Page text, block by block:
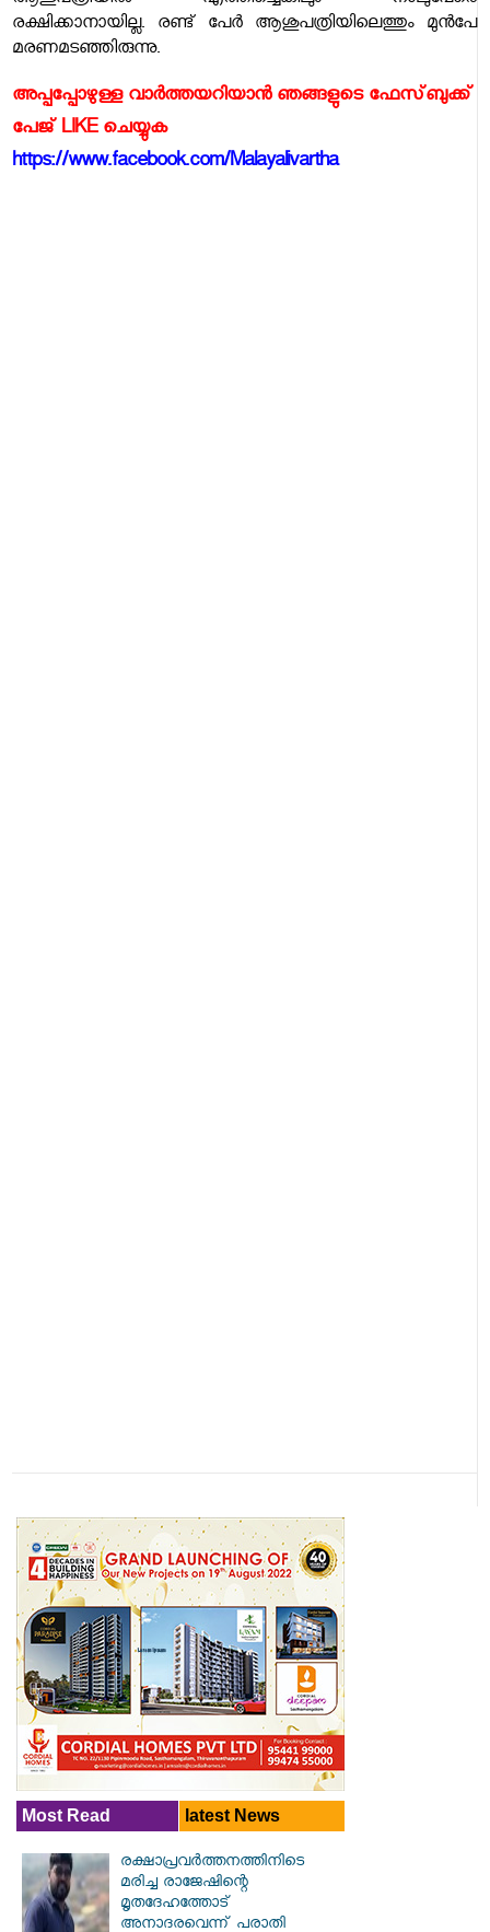
രക്ഷിക്കാനായില്ല. രണ്ട് പേര്‍ ആശുപത്രിയിലെത്തും മുന്‍പേ
മരണമടഞ്ഞിരുന്നു.
അപ്പപ്പോഴുള്ള വാര്‍ത്തയറിയാന്‍ ഞങ്ങളുടെ ഫേസ്‌ബുക്ക്‌
പേജ് LIKE ചെയ്യുക
https://www.facebook.com/Malayalivartha
Most Read latest News
രക്ഷാപ്രവര്‍ത്തനത്തിനിടെ
മരിച്ച രാജേഷിന്റെ
മൃതദേഹത്തോട്
അനാദരവെന്ന് പരാതി